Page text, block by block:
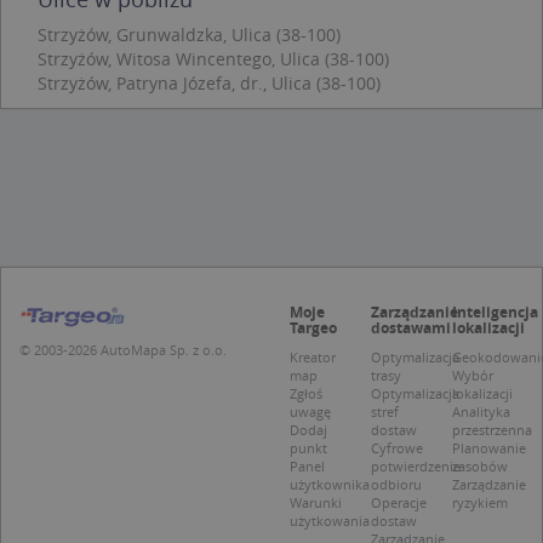
Strzyżów, Grunwaldzka, Ulica (38-100)
Strzyżów, Witosa Wincentego, Ulica (38-100)
Strzyżów, Patryna Józefa, dr., Ulica (38-100)
© 2003-2026 AutoMapa Sp. z o.o.
Moje
Targeo
Kreator
map
Zgłoś
uwagę
Dodaj
punkt
Panel
użytkownika
Warunki
użytkowania
Zarządzanie
dostawami
Optymalizacja
trasy
Optymalizacja
stref
dostaw
Cyfrowe
potwierdzenie
odbioru
Operacje
dostaw
Zarządzanie
Inteligencja
lokalizacji
Wybór
lokalizacji
Analityka
przestrzenna
Planowanie
zasobów
Zarządzanie
ryzykiem
podstawowych funkcji strony internetowej, takich
jak logowanie użytkownika i zarządzanie kontem.
Bez niezbędnych plików cookie nie można
prawidłowo korzystać ze strony internetowej.
Provider/
Okres
.targeo.pl
1 rok